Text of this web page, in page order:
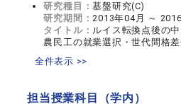
研究種目：基盤研究(C)
研究期間：2013年04月 ～
タイトル： ルイス転換点後の
農民工の就業選択・世代間格
全件表示 >>
担当授業科目（学内）